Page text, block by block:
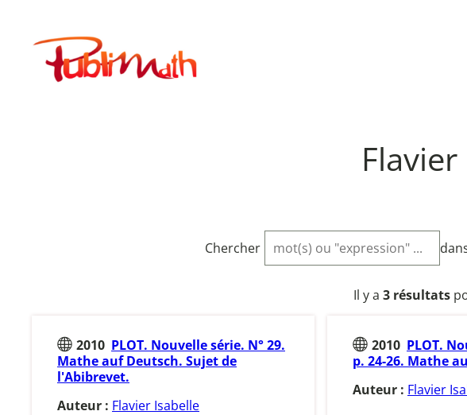
contenuPublimath
Chercher
Il y a 3 résultats
2010 PLOT. Nouvelle série. N° 29.
Mathe auf Deutsch. Sujet de
l'Abibrevet.
Auteur : Flavier Isabelle
2010 PLOT.
p. 24-26. Mathe
Auteur : Flavier